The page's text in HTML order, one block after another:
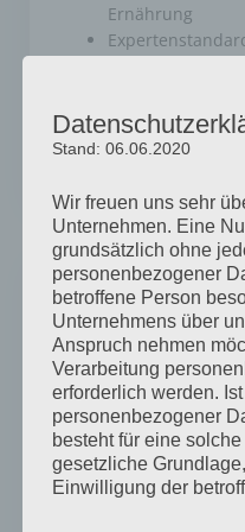
Ernährung
der Pflege von
Behandlungspflege
Seminarangebote:
Außerklinische
Stand: 06.06.2020
Wir freuen uns sehr
Unternehmen. Eine
grundsätzlich ohne
personenbezogener
betroffene Person
Unternehmens über
Anspruch nehmen
Verarbeitung
erforderlich werden.
personenbezogener
besteht für eine
gesetzliche
Einwilligung der